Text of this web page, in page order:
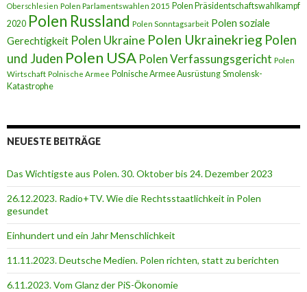
Oberschlesien Polen Parlamentswahlen 2015 Polen Präsidentschaftswahlkampf
2020 Polen Russland Polen Sonntagsarbeit Polen soziale
Gerechtigkeit Polen Ukraine Polen Ukrainekrieg Polen
und Juden Polen USA Polen Verfassungsgericht Polen
Wirtschaft Polnische Armee Polnische Armee Ausrüstung Smolensk-
Katastrophe
NEUESTE BEITRÄGE
Das Wichtigste aus Polen. 30. Oktober bis 24. Dezember 2023
26.12.2023. Radio+TV. Wie die Rechtsstaatlichkeit in Polen
gesundet
Einhundert und ein Jahr Menschlichkeit
11.11.2023. Deutsche Medien. Polen richten, statt zu berichten
6.11.2023. Vom Glanz der PiS-Ӧkonomie